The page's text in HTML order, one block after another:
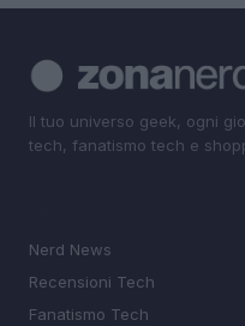
Il tuo universo geek, ogni
tech, fanatismo tech e
Nerd News
Recensioni Tech
Fanatismo Tech